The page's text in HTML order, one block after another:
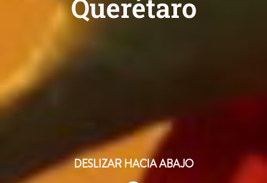
Querétaro
DESLIZAR HACIA ABAJO